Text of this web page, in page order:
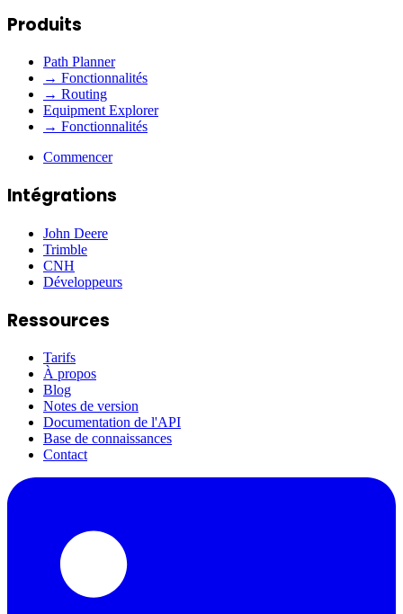
Produits
Path Planner
→ Fonctionnalités
→ Routing
Equipment Explorer
→ Fonctionnalités
Commencer
Intégrations
John Deere
Trimble
CNH
Développeurs
Ressources
Tarifs
À propos
Blog
Notes de version
Documentation de l'API
Base de connaissances
Contact